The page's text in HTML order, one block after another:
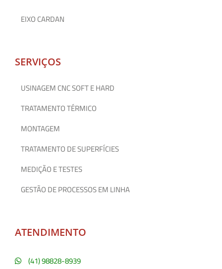
EIXO CARDAN
SERVIÇOS
USINAGEM CNC SOFT E HARD
TRATAMENTO TÉRMICO
MONTAGEM
TRATAMENTO DE SUPERFÍCIES
MEDIÇÃO E TESTES
GESTÃO DE PROCESSOS EM LINHA
ATENDIMENTO
(41) 98828-8939